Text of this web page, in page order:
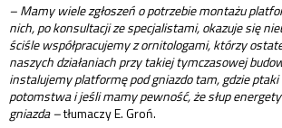
– Mamy wiele zgłoszeń o potrzebie montażu
nich, po konsultacji ze specjalistami, okazuje się
ściśle współpracujemy z ornitologami, którzy
naszych działaniach przy takiej tymczasowej
instalujemy platformę pod gniazdo tam, gdzie ptaki
potomstwa i jeśli mamy pewność, że słup
gniazda –tłumaczy E. Groń.